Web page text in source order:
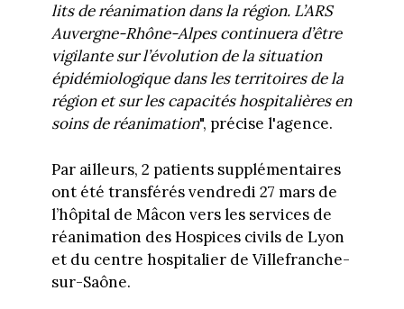
lits de réanimation dans la région. L’ARS
Auvergne-Rhône-Alpes continuera d’être
vigilante sur l’évolution de la situation
épidémiologique dans les territoires de la
région et sur les capacités hospitalières en
soins de réanimation", précise l'agence.
Par ailleurs, 2 patients supplémentaires
ont été transférés vendredi 27 mars de
l’hôpital de Mâcon vers les services de
réanimation des Hospices civils de Lyon
et du centre hospitalier de Villefranche-
sur-Saône.